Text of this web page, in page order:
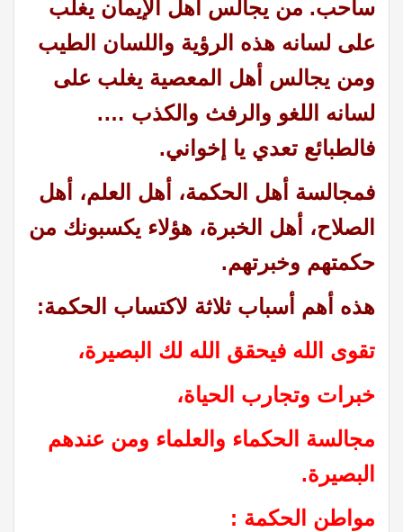
ساحب. من يجالس أهل الإيمان يغلب
على لسانه هذه الرؤية واللسان الطيب
ومن يجالس أهل المعصية يغلب على
لسانه اللغو والرفث والكذب ….
فالطبائع تعدي يا إخواني.
فمجالسة أهل الحكمة، أهل العلم، أهل
الصلاح، أهل الخبرة، هؤلاء يكسبونك من
حكمتهم وخبرتهم.
هذه أهم أسباب ثلاثة لاكتساب الحكمة:
تقوى الله فيحقق الله لك البصيرة،
خبرات وتجارب الحياة،
مجالسة الحكماء والعلماء ومن عندهم
البصيرة.
مواطن الحكمة :